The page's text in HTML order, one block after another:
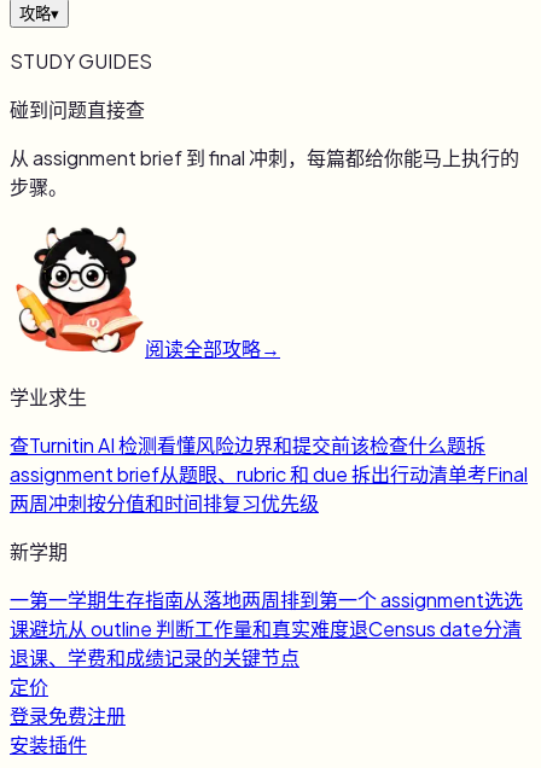
攻略▾
STUDY GUIDES
碰到问题直接查
从 assignment brief 到 final 冲刺，每篇都给你能马上执行的
步骤。
阅读全部攻略→
学业求生
查Turnitin AI 检测看懂风险边界和提交前该检查什么题拆
assignment brief从题眼、rubric 和 due 拆出行动清单考Final
两周冲刺按分值和时间排复习优先级
新学期
一第一学期生存指南从落地两周排到第一个 assignment选选
课避坑从 outline 判断工作量和真实难度退Census date分清
退课、学费和成绩记录的关键节点
定价
登录免费注册
安装插件